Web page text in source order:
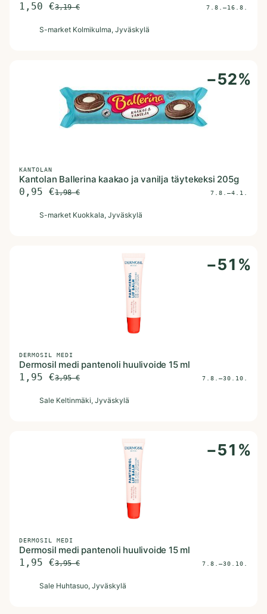
1,50 €3,19€ 7.8.–16.8.
S-market Kolmikulma, Jyväskylä
−52%
KANTOLAN
Kantolan Ballerina kaakao ja vanilja täytekeksi 205g
0,95 €1,98€ 7.8.–4.1.
S-market Kuokkala, Jyväskylä
−51 %
DERMOSIL MEDI
Dermosil medi pantenoli huulivoide 15 ml
1,95 €3,95€ 7.8.–30.10.
Sale Keltinmäki, Jyväskylä
−51 %
DERMOSIL MEDI
Dermosil medi pantenoli huulivoide 15 ml
1,95 €3,95€ 7.8.–30.10.
Sale Huhtasuo, Jyväskylä